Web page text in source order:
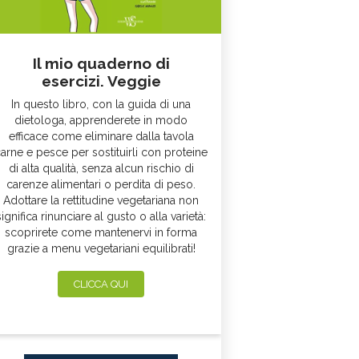
Il mio quaderno di
esercizi. Veggie
In questo libro, con la guida di una
dietologa, apprenderete in modo
efficace come eliminare dalla tavola
e pesce per sostituirli con proteine
di alta qualità, senza alcun rischio di
carenze alimentari o perdita di peso.
Adottare la rettitudine vegetariana non
rinunciare al gusto o alla varietà:
scoprirete come mantenervi in forma
grazie a menu vegetariani equilibrati!
CLICCA QUI